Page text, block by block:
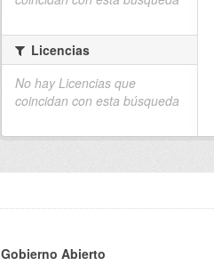
Licencias
No hay Licencias que
coincidan con esta búsqueda
Gobierno Abierto